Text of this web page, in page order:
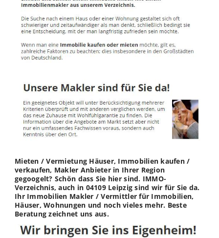
Mieten / Vermietung Häuser, Immobilien kaufen /
verkaufen, Makler Anbieter in Ihrer Region
gegoogelt? Schön dass Sie hier sind. IMMO-
Verzeichnis, auch in 04109 Leipzig sind wir für Sie da.
Ihr Immobilien Makler / Vermittler für Immobilien,
Häuser, Wohnungen und noch vieles mehr. Beste
Beratung zeichnet uns aus.